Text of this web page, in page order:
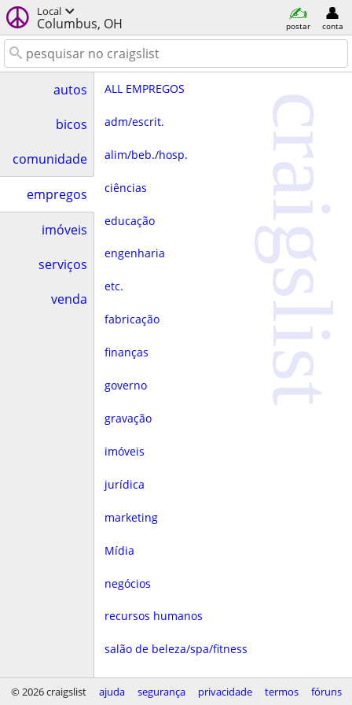
Local
Columbus, OH postar conta
autos
bicos
comunidade
empregos
imóveis
serviços
venda
ALL EMPREGOS
adm/escrit.
alim/beb./hosp.
ciências
educação
engenharia
etc.
fabricação
finanças
governo
gravação
imóveis
jurídica
marketing
Mídia
negócios
recursos humanos
salão de beleza/spa/fitness
saúde
craigslist
© 2026 craigslist ajuda segurança privacidade termos fóruns